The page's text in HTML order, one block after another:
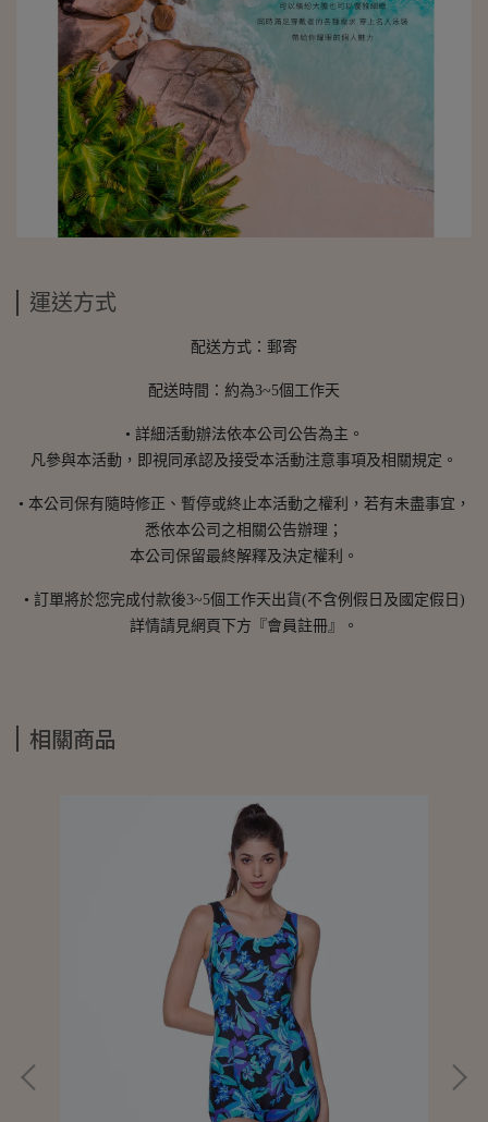
運送方式
配送方式：郵寄
配送時間：約為3~5個工作天
• 詳細活動辦法依本公司公告為主。
凡參與本活動，即視同承認及接受本活動注意事項及相關規定。
• 本公司保有隨時修正、暫停或終止本活動之權利，若有未盡事宜，
悉依本公司之相關公告辦理；
本公司保留最終解釋及決定權利。
• 訂單將於您完成付款後3~5個工作天出貨(不含例假日及國定假日)
詳情請見網頁下方『會員註冊』。
相關商品